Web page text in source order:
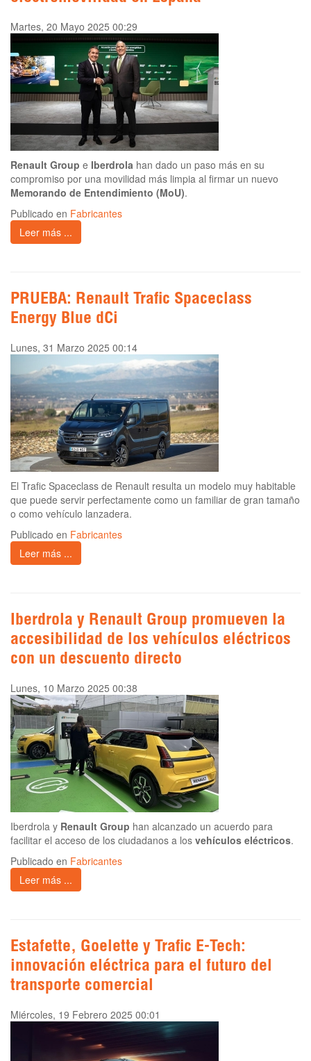
Martes, 20 Mayo 2025 00:29
Renault Group e Iberdrola han dado un paso más en su
compromiso por una movilidad más limpia al firmar un nuevo
Memorando de Entendimiento (MoU).
Publicado en Fabricantes
Leer más ...
PRUEBA: Renault Trafic Spaceclass
Energy Blue dCi
Lunes, 31 Marzo 2025 00:14
El Trafic Spaceclass de Renault resulta un modelo muy habitable
que puede servir perfectamente como un familiar de gran tamaño
o como vehículo lanzadera.
Publicado en Fabricantes
Leer más ...
Iberdrola y Renault Group promueven la
accesibilidad de los vehículos eléctricos
con un descuento directo
Lunes, 10 Marzo 2025 00:38
Iberdrola y Renault Group han alcanzado un acuerdo para
facilitar el acceso de los ciudadanos a los vehículos eléctricos.
Publicado en Fabricantes
Leer más ...
Estafette, Goelette y Trafic E-Tech:
innovación eléctrica para el futuro del
transporte comercial
Miércoles, 19 Febrero 2025 00:01